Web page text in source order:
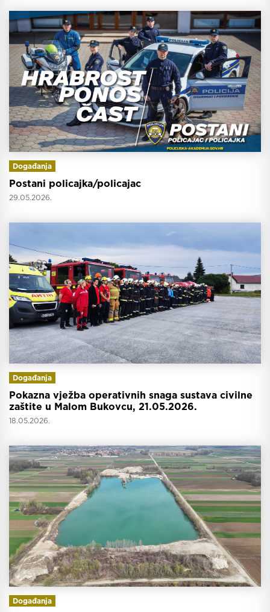
Događanja
Postani policajka/policajac
29.05.2026.
Događanja
Pokazna vježba operativnih snaga sustava civilne
zaštite u Malom Bukovcu, 21.05.2026.
18.05.2026.
Događanja